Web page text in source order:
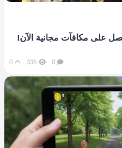
على مكافآت مجانية الآن!
0
336